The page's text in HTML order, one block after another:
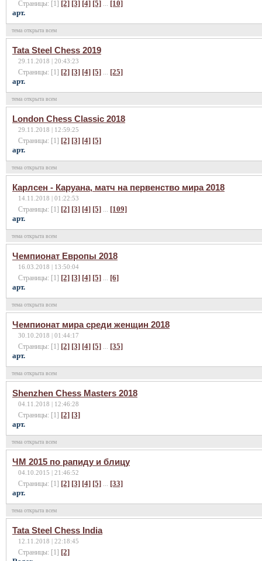
Страницы: [1] [2] [3] [4] [5] ... [10]
арт.
тема открыта всем
Tata Steel Chess 2019
29.11.2018 | 20:43:23
Страницы: [1] [2] [3] [4] [5] ... [25]
арт.
тема открыта всем
London Chess Classic 2018
29.11.2018 | 12:59:25
Страницы: [1] [2] [3] [4] [5]
арт.
тема открыта всем
Карлсен - Каруана, матч на первенство мира 2018
14.11.2018 | 01:22:53
Страницы: [1] [2] [3] [4] [5] ... [109]
арт.
тема открыта всем
Чемпионат Европы 2018
16.03.2018 | 13:50:04
Страницы: [1] [2] [3] [4] [5] ... [6]
арт.
тема открыта всем
Чемпионат мира среди женщин 2018
30.10.2018 | 01:44:17
Страницы: [1] [2] [3] [4] [5] ... [35]
арт.
тема открыта всем
Shenzhen Chess Masters 2018
04.11.2018 | 12:46:28
Страницы: [1] [2] [3]
арт.
тема открыта всем
ЧМ 2015 по рапиду и блицу
04.10.2015 | 21:46:52
Страницы: [1] [2] [3] [4] [5] ... [33]
арт.
тема открыта всем
Tata Steel Chess India
12.11.2018 | 22:18:45
Страницы: [1] [2]